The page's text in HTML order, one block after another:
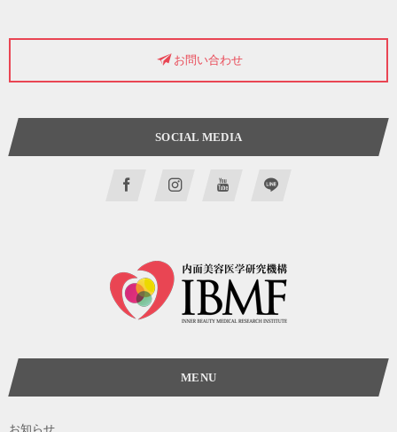
お問い合わせ
SOCIAL MEDIA
MENU
お知らせ